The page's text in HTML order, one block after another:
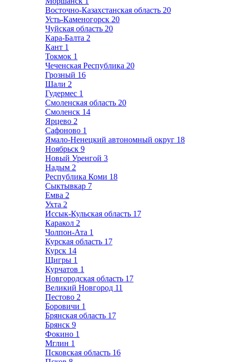
Восточно-Казахстанская область 20
Усть-Каменогорск 20
Чуйская область 20
Кара-Балта 2
Кант 1
Токмок 1
Чеченская Республика 20
Грозный 16
Шали 2
Гудермес 1
Смоленская область 20
Смоленск 14
Ярцево 2
Сафоново 1
Ямало-Ненецкий автономный округ 18
Ноябрьск 9
Новый Уренгой 3
Надым 2
Республика Коми 18
Сыктывкар 7
Емва 2
Ухта 2
Иссык-Кульская область 17
Каракол 2
Чолпон-Ата 1
Курская область 17
Курск 14
Щигры 1
Курчатов 1
Новгородская область 17
Великий Новгород 11
Пестово 2
Боровичи 1
Брянская область 17
Брянск 9
Фокино 1
Мглин 1
Псковская область 16